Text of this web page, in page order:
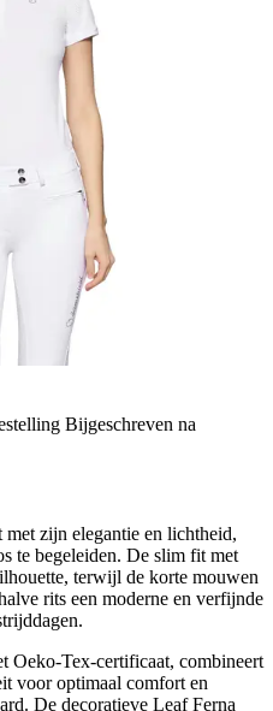
Bijgeschreven na
zijn elegantie en lichtheid,
te begeleiden. De slim fit met
terwijl de korte mouwen
rits een moderne en verfijnde
Oeko-Tex-certificaat, combineert
voor optimaal comfort en
De decoratieve Leaf Ferna